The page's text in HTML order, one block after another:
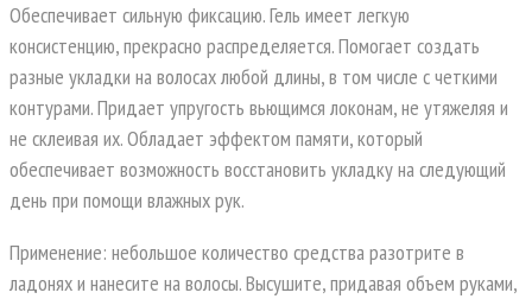
Обеспечивает сильную фиксацию. Гель имеет легкую
консистенцию, прекрасно распределяется. Помогает создать
разные укладки на волосах любой длины, в том числе с четкими
контурами. Придает упругость вьющимся локонам, не утяжеляя и
не склеивая их. Обладает эффектом памяти, который
обеспечивает возможность восстановить укладку на следующий
день при помощи влажных рук.
Применение: небольшое количество средства разотрите в
ладонях и нанесите на волосы. Высушите, придавая объем руками,